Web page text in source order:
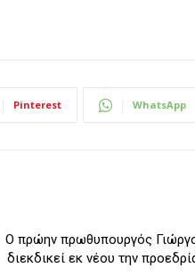
Pinterest WhatsApp
Ο πρώην πρωθυπουργός
διεκδικεί εκ νέου την